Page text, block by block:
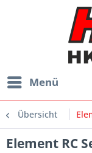
Menü
Übersicht
Element RC